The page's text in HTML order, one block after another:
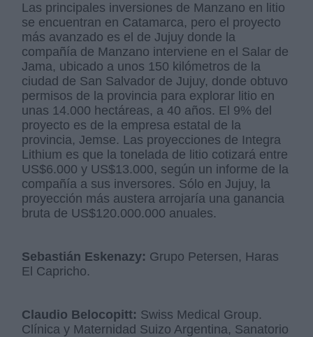
Las principales inversiones de Manzano en litio
se encuentran en Catamarca, pero el proyecto
más avanzado es el de Jujuy donde la
compañía de Manzano interviene en el Salar de
Jama, ubicado a unos 150 kilómetros de la
ciudad de San Salvador de Jujuy, donde obtuvo
permisos de la provincia para explorar litio en
unas 14.000 hectáreas, a 40 años. El 9% del
proyecto es de la empresa estatal de la
provincia, Jemse. Las proyecciones de Integra
Lithium es que la tonelada de litio cotizará entre
US$6.000 y US$13.000, según un informe de la
compañía a sus inversores. Sólo en Jujuy, la
proyección más austera arrojaría una ganancia
bruta de US$120.000.000 anuales.
Sebastián Eskenazy: Grupo Petersen, Haras
El Capricho.
Claudio Belocopitt: Swiss Medical Group.
Clínica y Maternidad Suizo Argentina, Sanatorio